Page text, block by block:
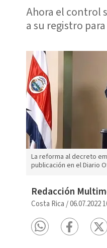
Ahora el control
a su registro
La reforma al decreto
publicación en el Diario
Redacción
Costa Rica /06.07.2022